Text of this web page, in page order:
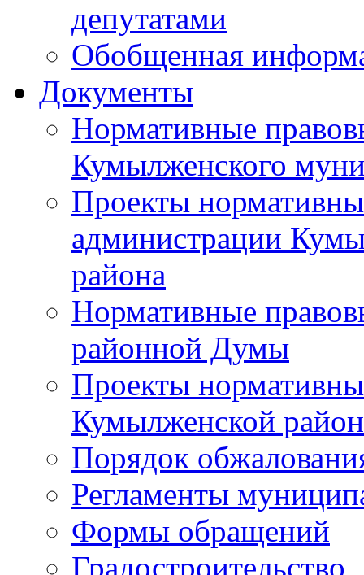
депутатами
Обобщенная
Документы
Нормативные
Кумылженского
Проекты
администрации
района
Нормативные
районной Думы
Проекты
Кумылженской
Порядок
Регламенты
Формы обращений
Градостроительство